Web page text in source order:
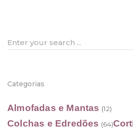
Search
Categorias
Almofadas e Mantas (12)
Colchas e Edredões (64)